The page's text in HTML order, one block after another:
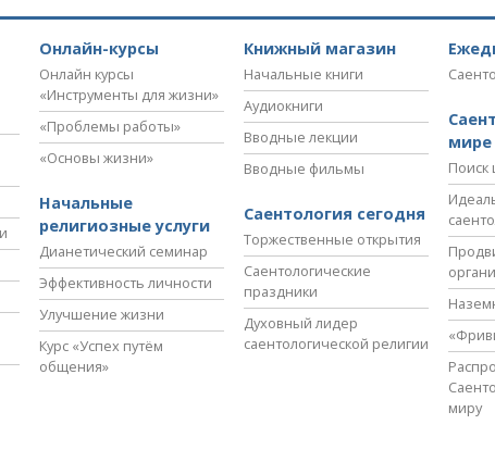
Онлайн-курсы
Онлайн курсы
«Инструменты для жизни»
«Проблемы работы»
«Основы жизни»
Начальные
религиозные услуги
Дианетический семинар
Эффективность личности
Улучшение жизни
Курс «Успех путём
общения»
Книжный магазин
Начальные книги
Аудиокниги
Вводные лекции
Вводные фильмы
Саентология сегодня
Торжественные открытия
Саентологические
праздники
Духовный лидер
саентологической религии
мире
Поиск
миру